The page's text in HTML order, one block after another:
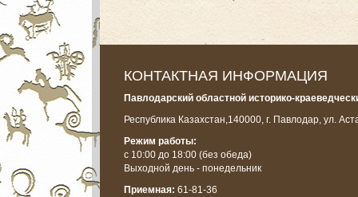
КОНТАКТНАЯ ИНФОРМАЦИЯ
Павлодарский областной историко-
Республика Казахстан,140000, г. Павлодар, ул.
Режим работы:
с 10:00 до 18:00 (без обеда)
Выходной день - понедельник
Приемная: 61-81-36